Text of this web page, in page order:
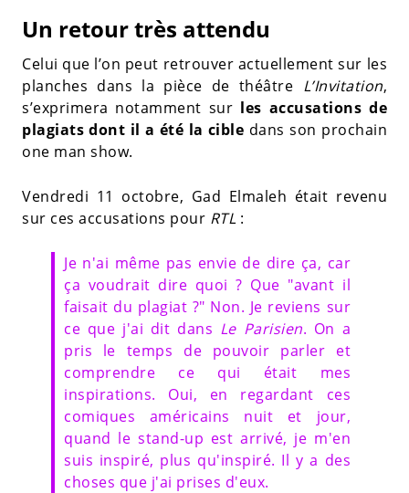
Un retour très attendu
Celui que l’on peut retrouver actuellement sur les
planches dans la pièce de théâtre L’Invitation,
s’exprimera notamment sur les accusations de
plagiats dont il a été la cible dans son prochain
one man show.
Vendredi 11 octobre, Gad Elmaleh était revenu
sur ces accusations pour RTL :
Je n'ai même pas envie de dire ça, car
ça voudrait dire quoi ? Que "avant il
faisait du plagiat ?" Non. Je reviens sur
ce que j'ai dit dans Le Parisien. On a
pris le temps de pouvoir parler et
comprendre ce qui était mes
inspirations. Oui, en regardant ces
comiques américains nuit et jour,
quand le stand-up est arrivé, je m'en
suis inspiré, plus qu'inspiré. Il y a des
choses que j'ai prises d'eux.